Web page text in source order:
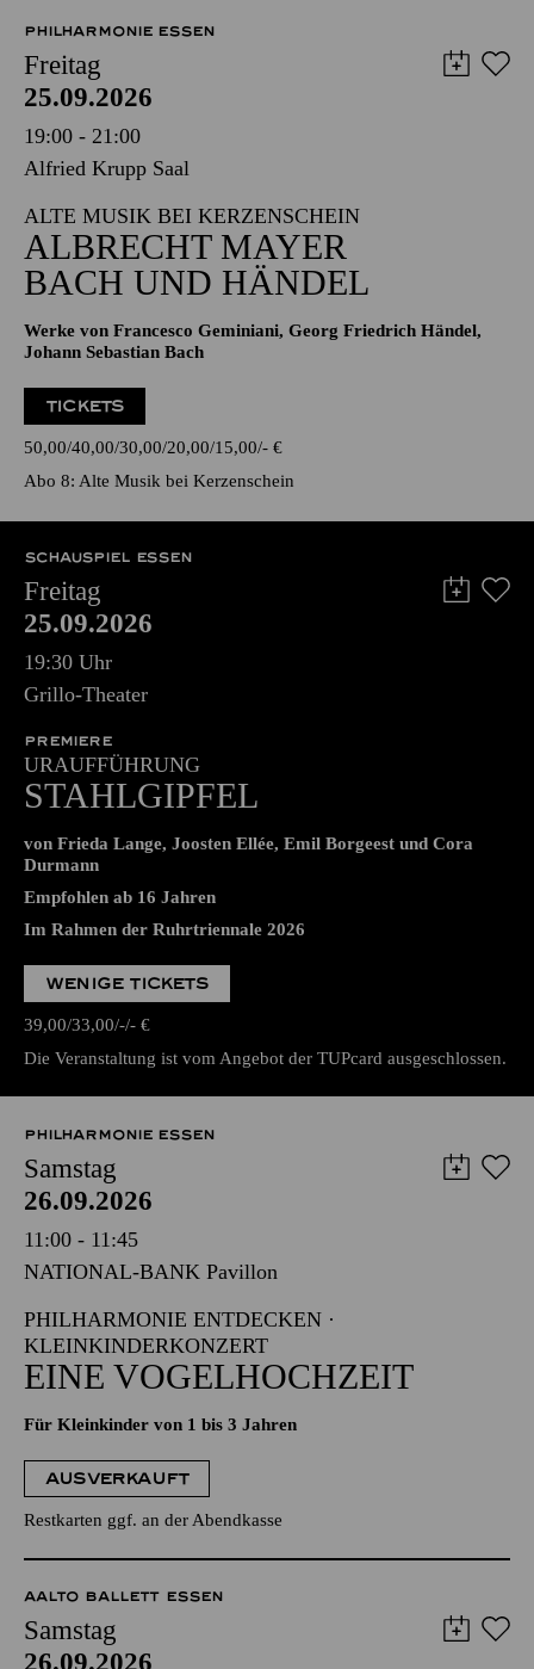
PHILHARMONIE ESSEN
Freitag
25.09.2026
19:00 - 21:00
Alfried Krupp Saal
ALTE MUSIK BEI KERZENSCHEIN
ALBRECHT MAYER
BACH UND HÄNDEL
Werke von Francesco Geminiani, Georg Friedrich Händel,
Johann Sebastian Bach
TICKETS
50,00 40,00 30,00 20,00 15,00 - €
Abo 8: Alte Musik bei Kerzenschein
SCHAUSPIEL ESSEN
Freitag
25.09.2026
19:30 Uhr
Grillo-Theater
PREMIERE
URAUFFÜHRUNG
STAHLGIPFEL
von Frieda Lange, Joosten Ellée, Emil Borgeest und Cora
Durmann
Empfohlen ab 16 Jahren
Im Rahmen der Ruhrtriennale 2026
WENIGE TICKETS
39,00 33,00 - - €
Die Veranstaltung ist vom Angebot der TUPcard ausgeschlossen.
PHILHARMONIE ESSEN
Samstag
26.09.2026
11:00 - 11:45
NATIONAL-BANK Pavillon
PHILHARMONIE ENTDECKEN ·
KLEINKINDERKONZERT
EINE VOGELHOCHZEIT
Für Kleinkinder von 1 bis 3 Jahren
AUSVERKAUFT
Restkarten ggf. an der Abendkasse
AALTO BALLETT ESSEN
Samstag
26.09.2026